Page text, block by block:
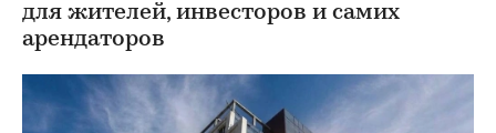
для жителей, инвесторов и самих
арендаторов